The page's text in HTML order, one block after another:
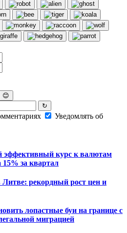
😊
↻
Уведомлять об
эффективный курс к валютам
15% за квартал
рекордный рост цен и
лопастные буи на границе с
миграцией